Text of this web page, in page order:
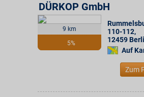
9 km
5%
DÜRKOP GmbH
110-112,
12459
Auf
Zum